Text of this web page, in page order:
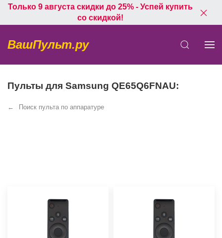
Только 9 августа скидки до 25% - Успей купить
со скидкой!
ВашПульт.ру
Пульты для Samsung QE65Q6FNAU:
Поиск пульта по аппаратуре